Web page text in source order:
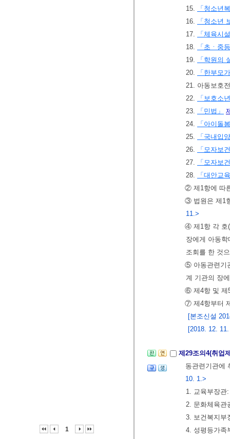
1
15.
「청소년
16.
「청소년
17.
「체육시
18.
「초ㆍ중
19.
「학원의
20.
「한부모
21. 아동보호
22.
「보호소
23.
「민법」
24.
「아이돌
25.
「국내입
26.
「모자보
27.
「모자보
28.
「대안교
② 제1항에 따
③ 법원은 제1
11.>
④ 제1항 각 호(
장에게 아동
조회를 한 것
⑤ 아동관련기
계 기관의 장
⑥ 제4항 및 제
⑦ 제4항부터
[본조신설
[2018. 12.
제29조의4(취업
동관련기관에
10. 1.>
1. 교육부장
2. 문화체육관
3. 보건복지부
4. 성평등가족